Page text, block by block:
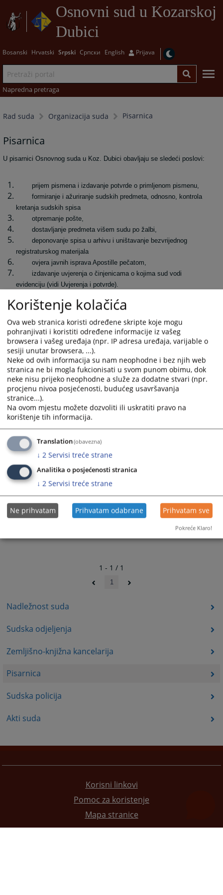
Osnovni sud u Kozarskoj
Dubici
Bosanski Hrvatski Srpski Српски English Prijava
Napredna pretraga
Rad suda Organizacija suda Pisarnica
Nadležnost suda
Sudska odjeljenja
Zemljišno-knjižna kancelarija
Pisarnica
Sudska policija
Akti suda
Pisarnica
U pisarnici Osnovnog suda u Koz. Dubici obavljaju se sledeći poslovi:
prijem pismena i izdavanje potvrde o primljenom pismenu,
formiranje i ažuriranje sudskih predmeta, odnosno, kontrola
kretanja sudskih spisa
otpremanje pošte,
dostavljanje predmeta višem sudu po žalbi,
deponovanje spisa u arhivu i uništavanje bezvrijednog
registraturskog materijala
ovjera javnih isprava Apostille pečatom,
izdavanje uvjerenja o činjenicama o kojima sud vodi
evidenciju (vidi Uvjerenja i potvrde).
Ove poslove obavljaju zaposleni na radnim mjestima Referenta za unos
dokumenata, Referenta za upravljanje predmetima i Referenta za
otpremu pošte.
Sudska pisarnica smještena je u prizemlju zgrade suda.
Rad s strankama je od 7-14h.
1207PREGLEDA
1 - 1 / 1
1
Korisni linkovi
Pomoc za koristenje
Mapa stranice
Korištenje kolačića
Ova web stranica koristi određene skripte koje mogu
pohranjivati i koristiti određene informacije iz vašeg
browsera i vašeg uređaja (npr. IP adresa uređaja, varijable o
sesiji unutar browsera, ...).
Neke od ovih informacija su nam neophodne i bez njih web
stranica ne bi mogla fukcionisati u svom punom obimu, dok
neke nisu prijeko neophodne a služe za dodatne stvari (npr.
procjenu nivoa posjećenosti, budućeg usavršavanja
stranice...).
Na ovom mjestu možete dozvoliti ili uskratiti pravo na
korištenje tih informacija.
Translation(obavezna)
↓ 2 Servisi treće strane
Analitika o posjećenosti stranica
↓ 2 Servisi treće strane
Ne prihvatam Prihvatam odabrane Prihvatam sve
Pokreće Klaro!